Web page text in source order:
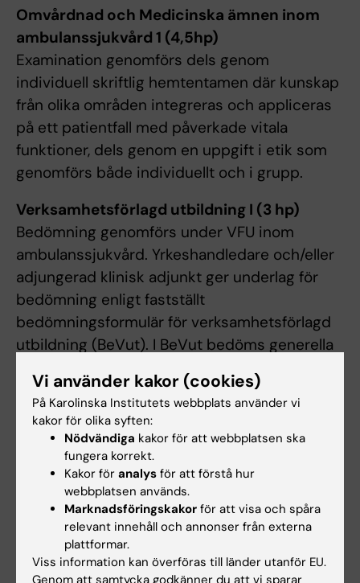
Omvårdnad och Medicinska ämnen inom
ambulanssjukvård 1 (4,5hp)
Examination genomförs dels genom
individuell skriftlig hemtentamen där kunskap
från olika områden integreras och appliceras
på ett patientfall med påverkade vitala
funktioner, dels genom en uppgift i etik som
genomförs både individuellt och i grupp.
Verksamhetsförlagd utbildning I (3 hp)
Bedömning genomförs under VFU inom
ambulanssjukvård. Yrkeshandledare och/eller
adjungerad klinisk adjunkt ger underlag för
bedömning enligt fastställt
bedömningsformulär för verksamhetsförlagd
utbildning (BeVut). I BeVut bedöms generella
värdegrund likväl som lärandemål med kursen.
Vid risk för underkännande skall ansvarig
universitetslärare tillsammans med
yrkeshandledare och student upprätta en
skriftlig planering för den fortsatta
verksamhetsförlagda utbildningen.
Student som underkänts på
verksamhetsförlagd utbildning
Vi använder kakor (cookies)
På Karolinska Institutets webbplats använder vi
kakor för olika syften:
Nödvändiga kakor för att webbplatsen ska
fungera korrekt.
Kakor för analys för att förstå hur
webbplatsen används.
Marknadsföringskakor för att visa och spåra
relevant innehåll och annonser från externa
plattformar.
Viss information kan överföras till länder utanför EU.
Genom att samtycka godkänner du att vi sparar